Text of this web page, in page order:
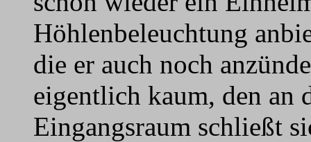
Höhlenbeleuchtung
die er auch noch
eigentlich kaum, den an
Eingangsraum schließt